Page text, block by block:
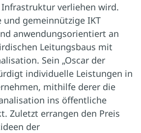
verliehen wird.
und gemeinnützige IKT
anwendungsorientiert an
Leitungsbaus mit
Sein „Oscar der
individuelle Leistungen in
mithilfe derer die
ins öffentliche
Zuletzt errangen den Preis
der